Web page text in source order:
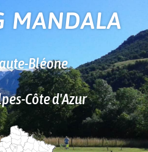
MANDALA
Bléone
Côte d'Azur